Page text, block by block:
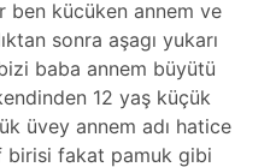
ben kücüken annem ve
sonra aşagı yukarı
baba annem büyütü
12 yaş küçük
üvey annem adı hatice
birisi fakat pamuk gibi